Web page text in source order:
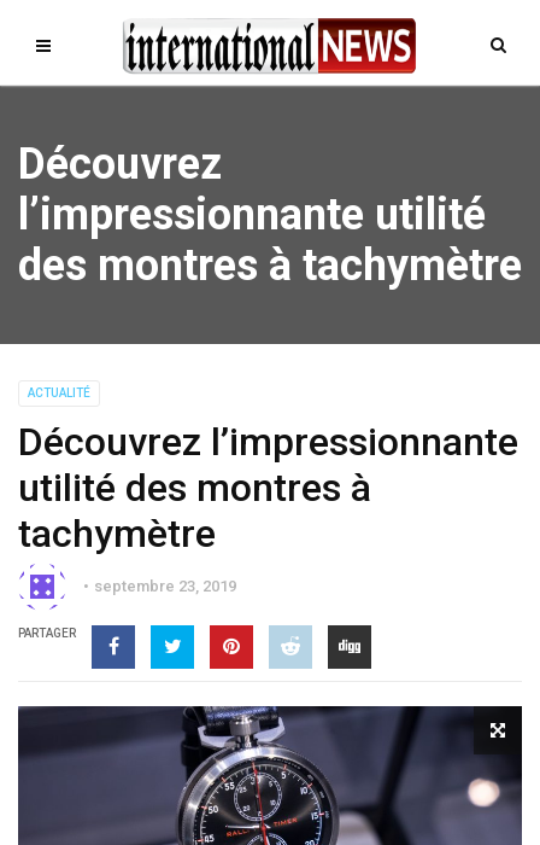
Découvrez
l’impressionnante utilité
des montres à tachymètre
ACTUALITÉ
Découvrez l’impressionnante
utilité des montres à
tachymètre
septembre 23, 2019
PARTAGER